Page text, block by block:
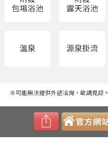
※可能無法提供外語洽詢，敬請見諒。